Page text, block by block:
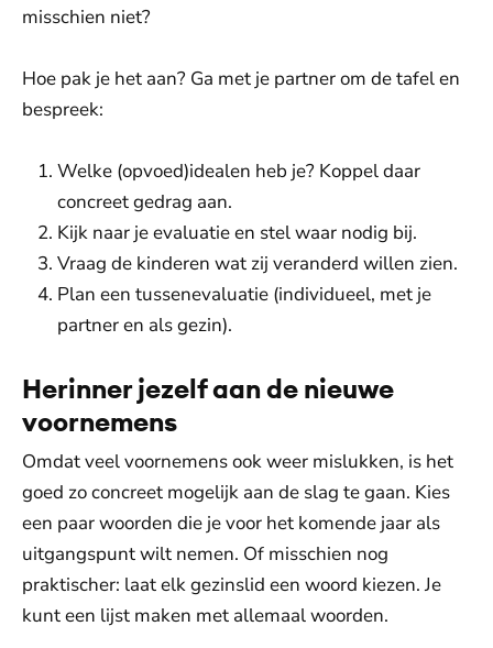
misschien niet?
Hoe pak je het aan? Ga met je partner om de tafel en
bespreek:
Welke (opvoed)idealen heb je? Koppel daar
concreet gedrag aan.
Kijk naar je evaluatie en stel waar nodig bij.
Vraag de kinderen wat zij veranderd willen zien.
Plan een tussenevaluatie (individueel, met je
partner en als gezin).
Herinner jezelf aan de nieuwe
voornemens
Omdat veel voornemens ook weer mislukken, is het
goed zo concreet mogelijk aan de slag te gaan. Kies
een paar woorden die je voor het komende jaar als
uitgangspunt wilt nemen. Of misschien nog
praktischer: laat elk gezinslid een woord kiezen. Je
kunt een lijst maken met allemaal woorden.